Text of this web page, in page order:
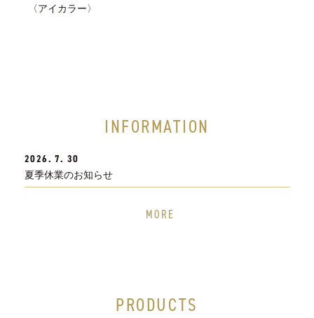
〈アイカラー〉
INFORMATION
2026. 7. 30
夏季休業のお知らせ
MORE
PRODUCTS